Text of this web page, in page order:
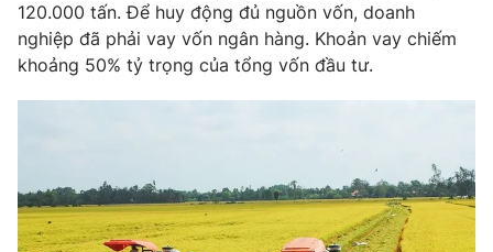
VTV Money VTV Thể thao
VTV Sức khoẻ Bất động sản
VTV4 Vươn mình bằng AI
120.000 tấn. Để huy động đủ nguồn vốn, doanh
nghiệp đã phải vay vốn ngân hàng. Khoản vay chiếm
khoảng 50% tỷ trọng của tổng vốn đầu tư.